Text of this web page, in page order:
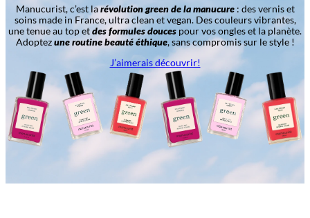
Manucurist, c’est larévolution green de la manucure: des vernis et
soins made in France, ultra clean et vegan. Des couleurs vibrantes,
une tenue au top etdes formules douces pour vos ongles et la planète.
Adoptezune routine beauté éthique, sans compromis sur le style !
J’aimerais découvrir!